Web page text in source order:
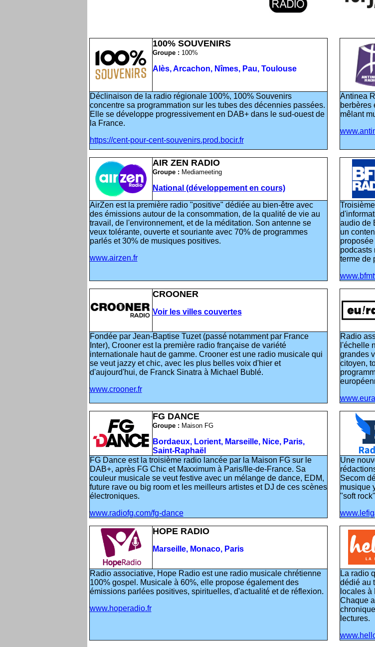
100% SOUVENIRS
Groupe : 100%
Alès, Arcachon, Nîmes, Pau, Toulouse
Déclinaison de la radio régionale 100%, 100% Souvenirs
concentre sa programmation sur les tubes des décennies passées.
Elle se développe progressivement en DAB+ dans le sud-ouest de
la France.
https://cent-pour-cent-souvenirs.prod.bocir.fr
Antinea
berbères
mêlant
AIR ZEN RADIO
Groupe : Mediameeting
National (développement en cours)
AirZen est la première radio "positive" dédiée au bien-être avec
des émissions autour de la consommation, de la qualité de vie au
travail, de l'environnement, et de la méditation. Son antenne se
veux tolérante, ouverte et souriante avec 70% de programmes
parlés et 30% de musiques positives.
www.airzen.fr
audio de
un
podcasts
terme de
CROONER
Voir les villes couvertes
Fondée par Jean-Baptise Tuzet (passé notamment par France
Inter), Crooner est la première radio française de variété
internationale haut de gamme. Crooner est une radio musicale qui
se veut jazzy et chic, avec les plus belles voix d'hier et
d'aujourd'hui, de Franck Sinatra à Michael Bublé.
www.crooner.fr
Radio
l'échelle
grandes
citoyen,
FG DANCE
Groupe : Maison FG
Bordaeux, Lorient, Marseille, Nice, Paris,
Saint-Raphaël
FG Dance est la troisième radio lancée par la Maison FG sur le
DAB+, après FG Chic et Maxximum à Paris/Ile-de-France. Sa
couleur musicale se veut festive avec un mélange de dance, EDM,
future rave ou big room et les meilleurs artistes et DJ de ces scènes
électroniques.
www.radiofg.com/fg-dance
Une
Secom
musique
"soft
HOPE RADIO
Marseille, Monaco, Paris
Radio associative, Hope Radio est une radio musicale chrétienne
100% gospel. Musicale à 60%, elle propose également des
émissions parlées positives, spirituelles, d'actualité et de réflexion.
www.hoperadio.fr
La radio
dédié au
locales
Chaque
lectures.